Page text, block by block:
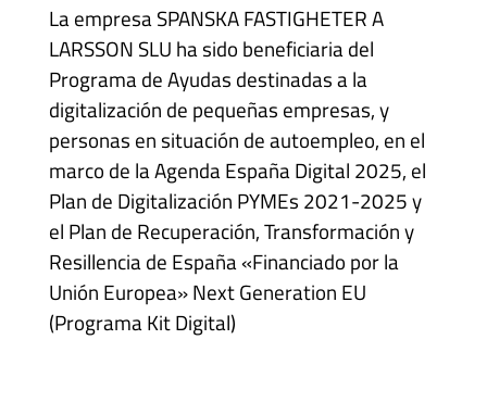
La empresa SPANSKA FASTIGHETER A
LARSSON SLU ha sido beneficiaria del
Programa de Ayudas destinadas a la
digitalización de pequeñas empresas, y
personas en situación de autoempleo, en el
marco de la Agenda España Digital 2025, el
Plan de Digitalización PYMEs 2021-2025 y
el Plan de Recuperación, Transformación y
Resillencia de España «Financiado por la
Unión Europea» Next Generation EU
(Programa Kit Digital)